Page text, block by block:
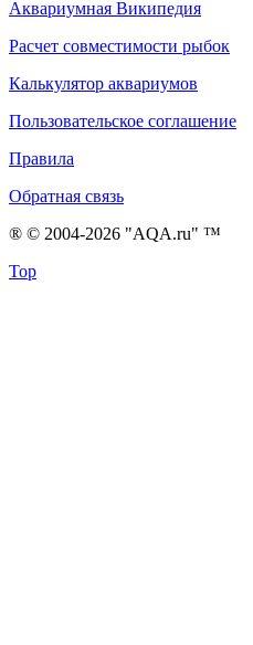
Аквариумная Википедия
Расчет совместимости рыбок
Калькулятор аквариумов
Пользовательское соглашение
Правила
Обратная связь
® © 2004-2026 "AQA.ru" ™
Top